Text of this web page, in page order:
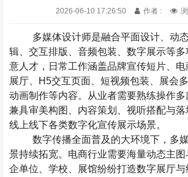
2026-06-10 17:26:50 作者 :
多媒体设计师是融合平面设计、动
辑、交互排版、音频包装、数字展示等多
意人才，日常工作涵盖品牌宣传短片、
展厅、 H5交互页面、短视频包装、展会
动画制作等内容。从业者需要熟练操作多
兼具审美构图、内容策划、视听搭配与
线上线下各类数字化宣传展示场景。
数字传播全面普及的大环境下，多
景持续拓宽。电商行业需要海量动态主
企单位、学校、展馆纷纷打造数字展厅